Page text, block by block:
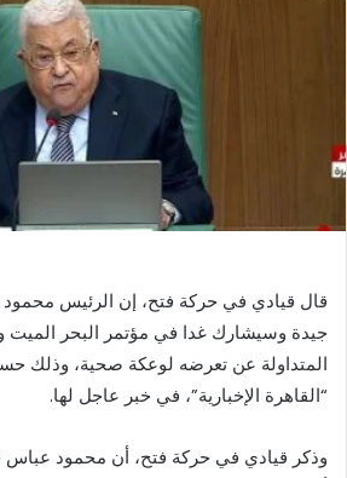
قال قيادي في حركة فتح، إن الرئيس
جيدة وسيشارك غدا في مؤتمر البحر الميت
المتداولة عن تعرضه لوعكة صحية، وذلك
“القاهرة الإخبارية”، في خبر عاجل لها.
وذكر قيادي في حركة فتح، أن محمود